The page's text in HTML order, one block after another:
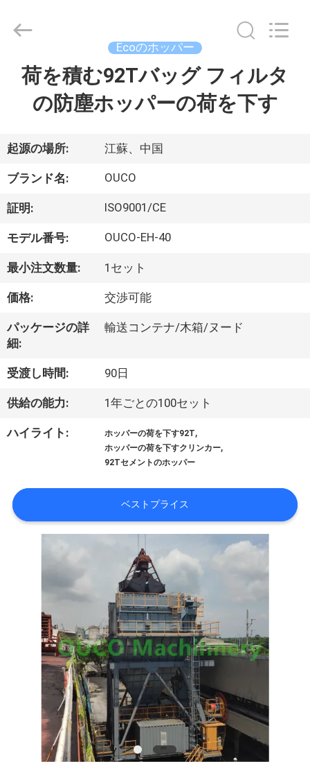
製
品
ビ
デ
VR
シ
ョ
ー
た
し
2020
INTERNATIONAL
GROUP
Ecoのホッパー
荷を積む92Tバッグ フィルタ
の防塵ホッパーの荷を下す
起源の場所: 江蘇、中国
ブランド名: OUCO
証明: ISO9001/CE
モデル番号: OUCO-EH-40
最小注文数量: 1セット
価格: 交渉可能
パッケージの詳
細:
輸送コンテナ/木箱/ヌード
受渡し時間: 90日
供給の能力: 1年ごとの100セット
ハイライト: ホッパーの荷を下す92T,
ホッパーの荷を下すクリンカー,
92Tセメントのホッパー
ベストプライス